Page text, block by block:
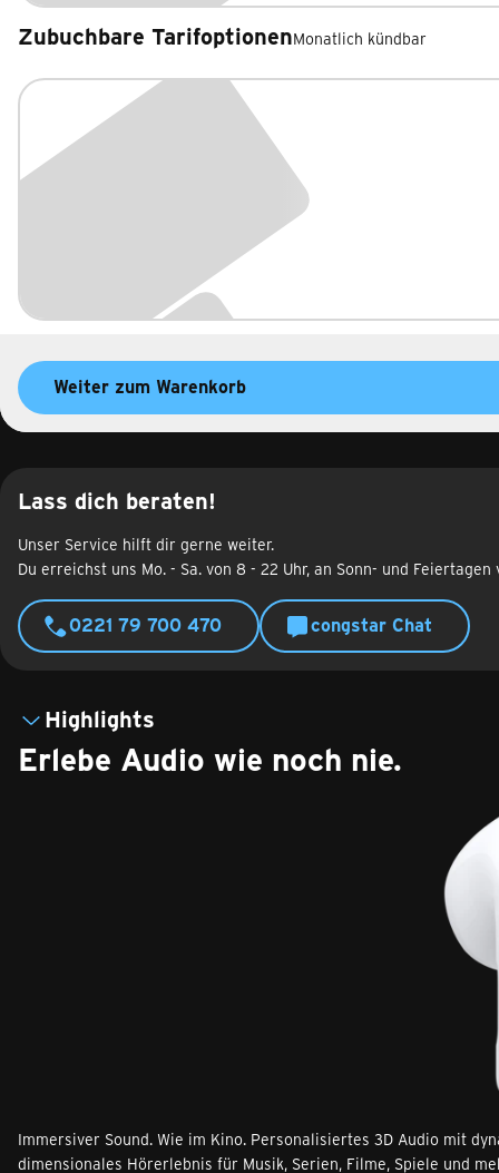
Zubuchbare TarifoptionenMonatlich kündbar
Zubuchbare Tarifoptionen
Weiter zum Warenkorb
Lass dich beraten!
Unser Service hilft dir gerne weiter.
Du erreichst uns Mo. - Sa. von 8 - 22 Uhr, an Sonn- und Feiertagen
0221 79 700 470 congstar Chat
Highlights
Erlebe Audio wie noch nie.
Immersiver Sound. Wie im Kino. Personalisiertes 3D Audio mit
dimensio­nales Hörerlebnis für Musik, Serien, Filme, Spiele und